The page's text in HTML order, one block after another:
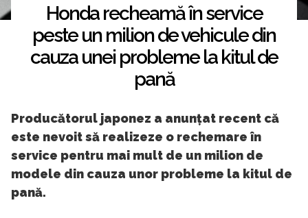
Honda recheamă în service
peste un milion de vehicule din
cauza unei probleme la kitul de
pană
Producătorul japonez a anunțat recent că
este nevoit să realizeze o rechemare în
service pentru mai mult de un milion de
modele din cauza unor probleme la kitul de
pană.